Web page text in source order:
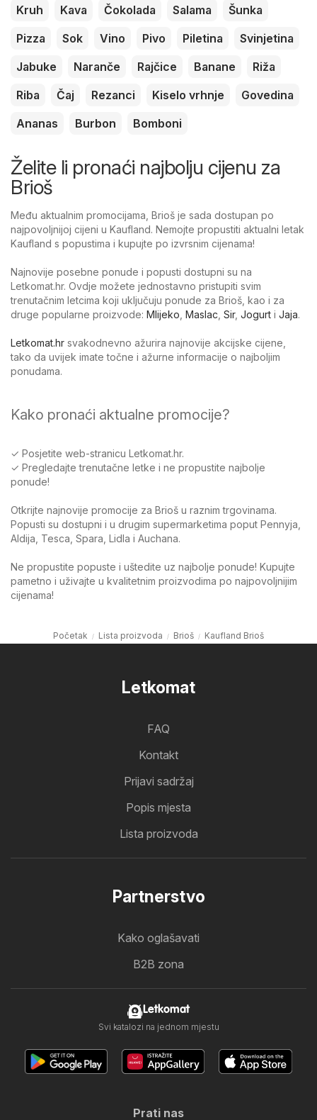
Kruh
Kava Čokolada Salama
Šunka
Pizza
Sok Vino Pivo Piletina
Svinjetina
Jabuke
Naranče Rajčice Banane
Riža
Riba
Čaj Rezanci Kiselo vrhnje
Govedina
Ananas
Burbon Bomboni
Želite li pronaći najbolju cijenu za
Brioš
Među aktualnim promocijama, Brioš je sada dostupan po
najpovoljnijoj cijeni u Kaufland. Nemojte propustiti aktualni letak
Kaufland s popustima i kupujte po izvrsnim cijenama!
Najnovije posebne ponude i popusti dostupni su na
Letkomat.hr. Ovdje možete jednostavno pristupiti svim
trenutačnim letcima koji uključuju ponude za Brioš, kao i za
druge popularne proizvode: Mlijeko Maslac Sir, Jogurt i Jaja.
Letkomat.hr svakodnevno ažurira najnovije akcijske cijene,
tako da uvijek imate točne i ažurne informacije o najboljim
ponudama.
Kako pronaći aktualne promocije?
✓ Posjetite web-stranicu Letkomat.hr.
✓ Pregledajte trenutačne letke i ne propustite najbolje
ponude!
Otkrijte najnovije promocije za Brioš u raznim trgovinama.
Popusti su dostupni i u drugim supermarketima poput Pennyja,
Aldija, Tesca, Spara, Lidla i Auchana.
Ne propustite popuste i uštedite uz najbolje ponude! Kupujte
pametno i uživajte u kvalitetnim proizvodima po najpovoljnijim
cijenama!
Početak Lista proizvoda Brioš Kaufland Brioš
Letkomat
FAQ
Kontakt
Prijavi sadržaj
Popis mjesta
Lista proizvoda
Partnerstvo
Kako oglašavati
B2B zona
Letkomat
Svi katalozi na jednom mjestu
Prati nas